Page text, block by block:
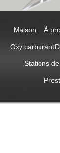
Maison À
Oxy carburant
Stations